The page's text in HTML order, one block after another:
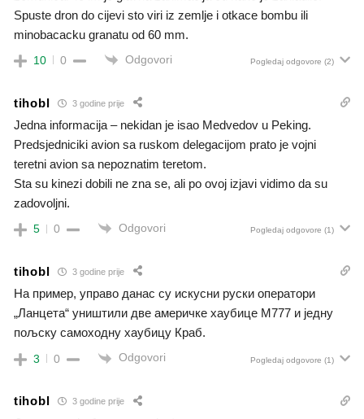
Spuste dron do cijevi sto viri iz zemlje i otkace bombu ili
minobacacku granatu od 60 mm.
10 0 Odgovori Pogledaj odgovore (2)
tihobl 3 godine prije
Jedna informacija – nekidan je isao Medvedov u Peking.
Predsjedniciki avion sa ruskom delegacijom prato je vojni
teretni avion sa nepoznatim teretom.
Sta su kinezi dobili ne zna se, ali po ovoj izjavi vidimo da su
zadovoljni.
5 0 Odgovori Pogledaj odgovore (1)
tihobl 3 godine prije
На пример, управо данас су искусни руски оператори
„Ланцета“ уништили две америчке хаубице М777 и једну
пољску самоходну хаубицу Краб.
3 0 Odgovori Pogledaj odgovore (1)
tihobl 3 godine prije